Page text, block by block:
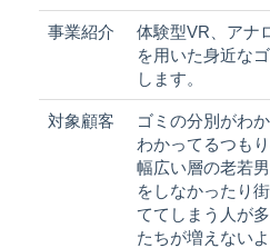
事業紹介
体験型VR、アナ
を用いた身近な
します。
対象顧客
ゴミの分別がわ
わかってるつも
幅広い層の老若
をしなかったり
ててしまう人が
たちが増えない